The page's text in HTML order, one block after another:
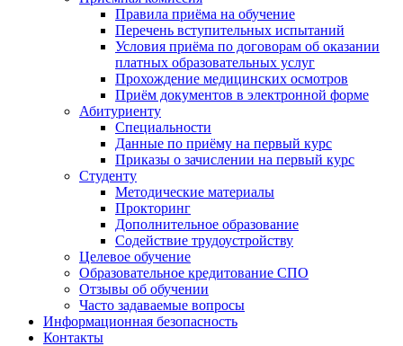
Правила приёма на обучение
Перечень вступительных испытаний
Условия приёма по договорам об оказании
платных образовательных услуг
Прохождение медицинских осмотров
Приём документов в электронной форме
Абитуриенту
Специальности
Данные по приёму на первый курс
Приказы о зачислении на первый курс
Студенту
Методические материалы
Прокторинг
Дополнительное образование
Содействие трудоустройству
Целевое обучение
Образовательное кредитование СПО
Отзывы об обучении
Часто задаваемые вопросы
Информационная безопасность
Контакты